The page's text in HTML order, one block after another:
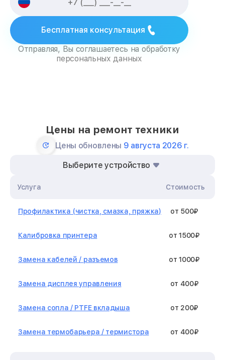
Бесплатная консультация
Отправляя, Вы соглашаетесь на обработку
персональных данных
Цены на ремонт техники
Цены обновлены 9 августа 2026 г.
Выберите устройство
Услуга Стоимость
Профилактика (чистка, смазка, пряжка) от 500₽
Калибровка принтера от 1500₽
Замена кабелей / разъемов от 1000₽
Замена дисплея управления от 400₽
Замена сопла / PTFE вкладыша от 200₽
Замена термобарьера / термистора от 400₽